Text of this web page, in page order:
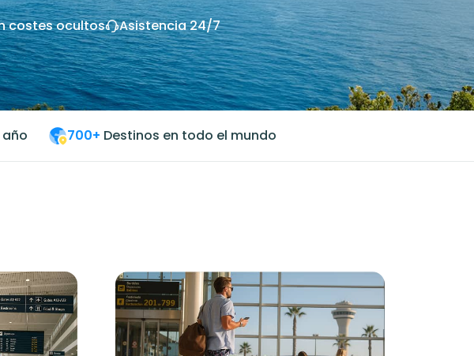
costes ocultos Asistencia 24/7
700+ Destinos en todo el mundo